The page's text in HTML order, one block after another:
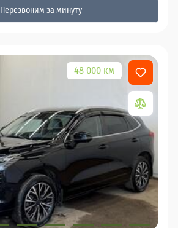
Перезвоним за минуту
48 000 км